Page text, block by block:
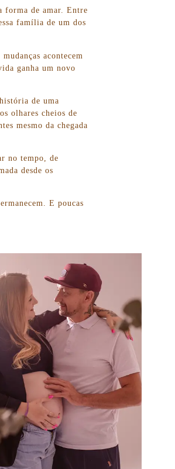
forma de amar. Entre
família de um dos
acontecem
ganha um novo
de uma
olhares cheios de
mesmo da chegada
no tempo, de
desde os
E poucas